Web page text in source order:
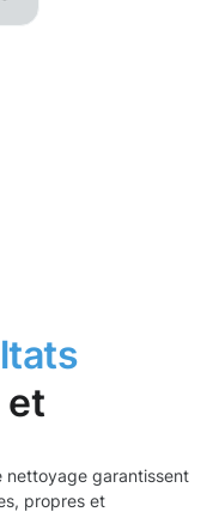
et
nettoyage garantissent
propres et